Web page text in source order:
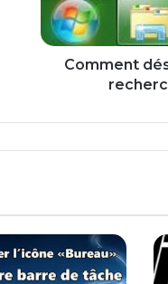
é
t
l
a
f
o
Comment